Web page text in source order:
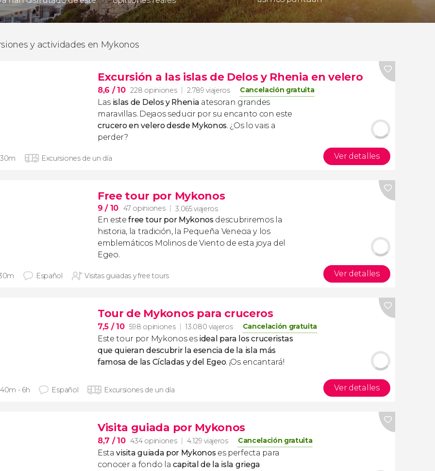
y actividades en Mykonos
Excursión a las islas de Delos y Rhenia en velero
8,6 / 10 228 opiniones 2.789 viajeros Cancelación gratuita
Las islas de Delos y Rhenia atesoran grandes
maravillas. Dejaos seducir por su encanto con este
crucero en velero desde Mykonos. ¿Os lo vais a
perder?
Excursiones de un día Ver detalles
Free tour por Mykonos
9/ 10 47 opiniones 3.065 viajeros
En estefree tour por Mykonosdescubriremos la
historia, la tradición, la Pequeña Venecia y los
emblemáticos Molinos de Viento de esta joya del
Egeo.
Español Visitas guiadas y free tours Ver detalles
Tour de Mykonos para cruceros
7,5 / 10 598 opiniones 13.080 viajeros Cancelación gratuita
Este tour por Mykonos es ideal para los cruceristas
que quieran descubrir la esencia de la isla más
famosa de las Cícladas y del Egeo. ¡Os encantará!
- 6h Español Excursiones de un día Ver detalles
Visita guiada por Mykonos
8,7 / 10 434 opiniones 4.129 viajeros Cancelación gratuita
Estavisita guiada por Mykonoses perfecta para
conocer a fondo la capital de la isla griega